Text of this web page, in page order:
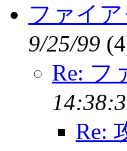
ファイ
9/25/99 (
Re: フ
Re: